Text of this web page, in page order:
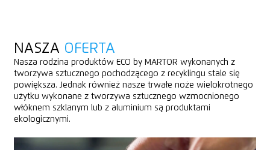
NASZA OFERTA
Nasza rodzina produktów ECO by MARTOR wykonanych z
tworzywa sztucznego pochodzącego z recyklingu stale się
powiększa. Jednak również nasze trwałe noże wielokrotnego
użytku wykonane z tworzywa sztucznego wzmocnionego
włóknem szklanym lub z aluminium są produktami
ekologicznymi.